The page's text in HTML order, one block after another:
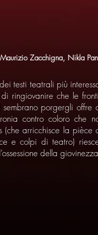
Zacchigna, Nikla
testi teatrali più
ringiovanire che le
porgergli offre
contro coloro che
(che arricchisce la
e colpi di teatro)
della